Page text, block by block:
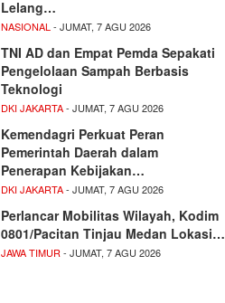
Lelang…
NASIONAL - JUMAT, 7 AGU 2026
TNI AD dan Empat Pemda Sepakati
Pengelolaan Sampah Berbasis
Teknologi
DKI JAKARTA- JUMAT, 7 AGU 2026
Kemendagri Perkuat Peran
Pemerintah Daerah dalam
Penerapan Kebijakan…
DKI JAKARTA- JUMAT, 7 AGU 2026
Perlancar Mobilitas Wilayah, Kodim
0801/Pacitan Tinjau Medan Lokasi…
JAWA TIMUR - JUMAT, 7 AGU 2026